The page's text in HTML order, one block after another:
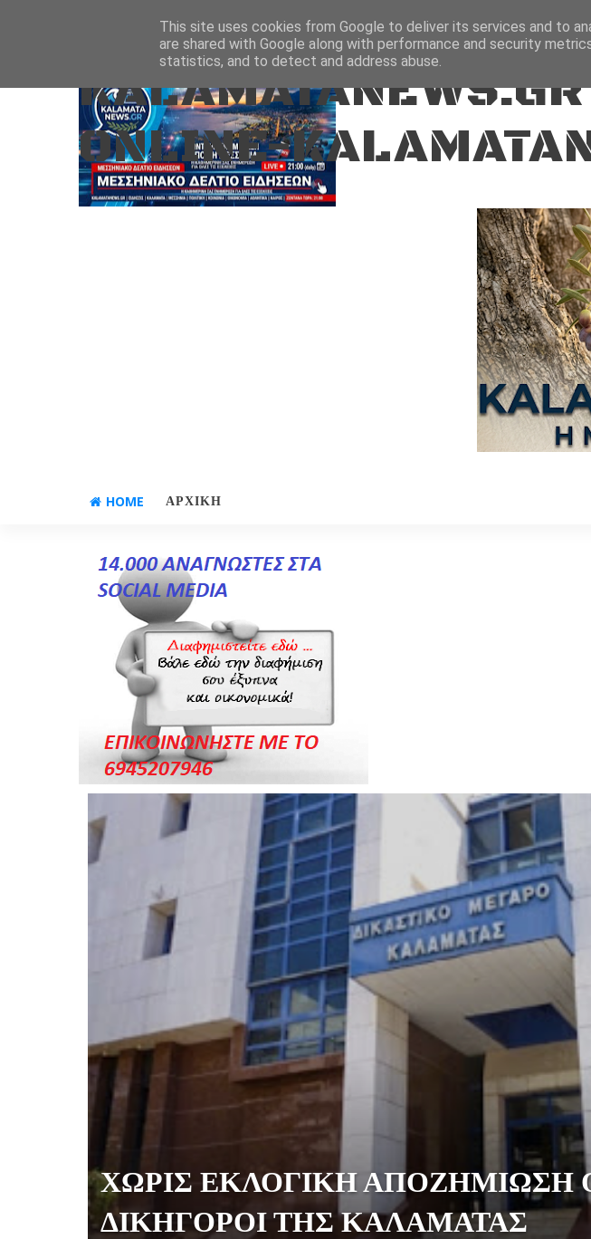
Aug 8, 2026
ONLINE-
HOME ΑΡΧΙΚΗ
ΧΩΡΙΣ ΕΚΛΟΓΙΚΗ ΑΠΟΖΗΜΙΩΣΗ
ΔΙΚΗΓΟΡΟΙ ΤΗΣ ΚΑΛΑΜΑΤΑΣ
This site uses cookies from Google to deliver its services and to
are shared with Google along with performance and security
statistics, and to detect and address abuse.